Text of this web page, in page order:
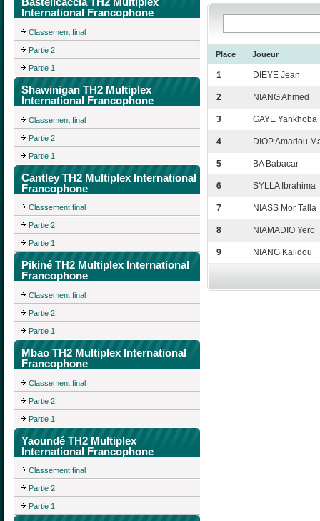
International Francophone
Classement final
Partie 2
Partie 1
Shawinigan TH2 Multiplex
International Francophone
Classement final
Partie 2
Partie 1
Cantley TH2 Multiplex International
Francophone
Classement final
Partie 2
Partie 1
Pikiné TH2 Multiplex International
Francophone
Classement final
Partie 2
Partie 1
Mbao TH2 Multiplex International
Francophone
Classement final
Partie 2
Partie 1
Yaoundé TH2 Multiplex
International Francophone
Classement final
Partie 2
Partie 1
Place Joueur
1 DIEYE Jean
2 NIANG Ahmed
3 GAYE Yankhoba
4 DIOP Amadou
5 BA Babacar
6 SYLLA Ibrahima
7 NIASS Mor Talla
8 NIAMADIO Yero
9 NIANG Kalidou